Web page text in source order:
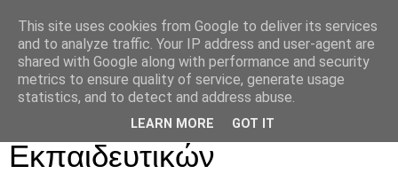
Δρ. Ράνια Χιουρέα-
Συμβουλευτική &
Υποστήριξη Γονέων &
Εκπαιδευτικών
This site uses cookies from Google to deliver its services
and to analyze traffic. Your IP address and user-agent are
shared with Google along with performance and security
metrics to ensure quality of service, generate usage
statistics, and to detect and address abuse.
LEARN MORE GOT IT